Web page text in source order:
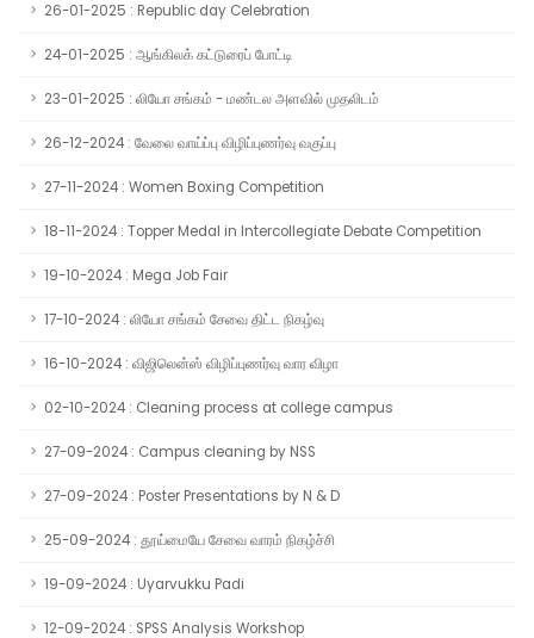
26-01-2025 : Republic day Celebration
24-01-2025 : ஆங்கிலக் கட்டுரைப் போட்டி
23-01-2025 : லியோ சங்கம் - மண்டல அளவில் முதலிடம்
26-12-2024 : வேலை வாய்ப்பு விழிப்புணர்வு வகுப்பு
27-11-2024 : Women Boxing Competition
18-11-2024 : Topper Medal in Intercollegiate Debate Competition
19-10-2024 : Mega Job Fair
17-10-2024 : லியோ சங்கம் சேவை திட்ட நிகழ்வு
16-10-2024 : விஜிலென்ஸ் விழிப்புணர்வு வார விழா
02-10-2024 : Cleaning process at college campus
27-09-2024 : Campus cleaning by NSS
27-09-2024 : Poster Presentations by N & D
25-09-2024 : தூய்மையே சேவை வாரம் நிகழ்ச்சி
19-09-2024 : Uyarvukku Padi
12-09-2024 : SPSS Analysis Workshop